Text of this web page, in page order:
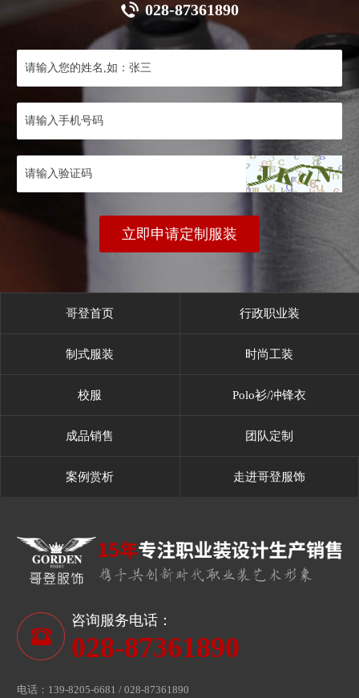
028-87361890
立即申请定制服装
哥登首页 行政职业装
制式服装 时尚工装
校服 Polo衫/冲锋衣
成品销售 团队定制
案例赏析 走进哥登服饰
咨询服务电话：
028-87361890
电话：139-8205-6681 / 028-87361890